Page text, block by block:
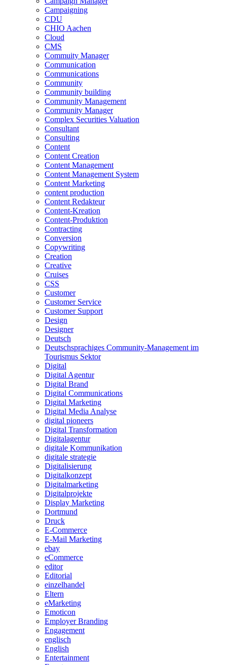
Campaigning
CDU
CHIO Aachen
Cloud
CMS
Commuity Manager
Communication
Communications
Community
Community building
Community Management
Community Manager
Complex Securities Valuation
Consultant
Consulting
Content
Content Creation
Content Management
Content Management System
Content Marketing
content production
Content Redakteur
Content-Kreation
Content-Produktion
Contracting
Conversion
Copywriting
Creation
Creative
Cruises
CSS
Customer
Customer Service
Customer Support
Design
Designer
Deutsch
Deutschsprachiges Community-Management im
Tourismus Sektor
Digital
Digital Agentur
Digital Brand
Digital Communications
Digital Marketing
Digital Media Analyse
digital pioneers
Digital Transformation
Digitalagentur
digitale Kommunikation
digitale strategie
Digitalisierung
Digitalkonzept
Digitalmarketing
Digitalprojekte
Display Marketing
Dortmund
Druck
E-Commerce
E-Mail Marketing
ebay
eCommerce
editor
Editorial
einzelhandel
Eltern
eMarketing
Emoticon
Employer Branding
Engagement
englisch
English
Entertainment